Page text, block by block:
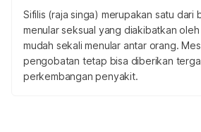
Sifilis (raja singa) merupakan satu
menular seksual yang diakibatkan
mudah sekali menular antar orang.
pengobatan tetap bisa diberikan
perkembangan penyakit.